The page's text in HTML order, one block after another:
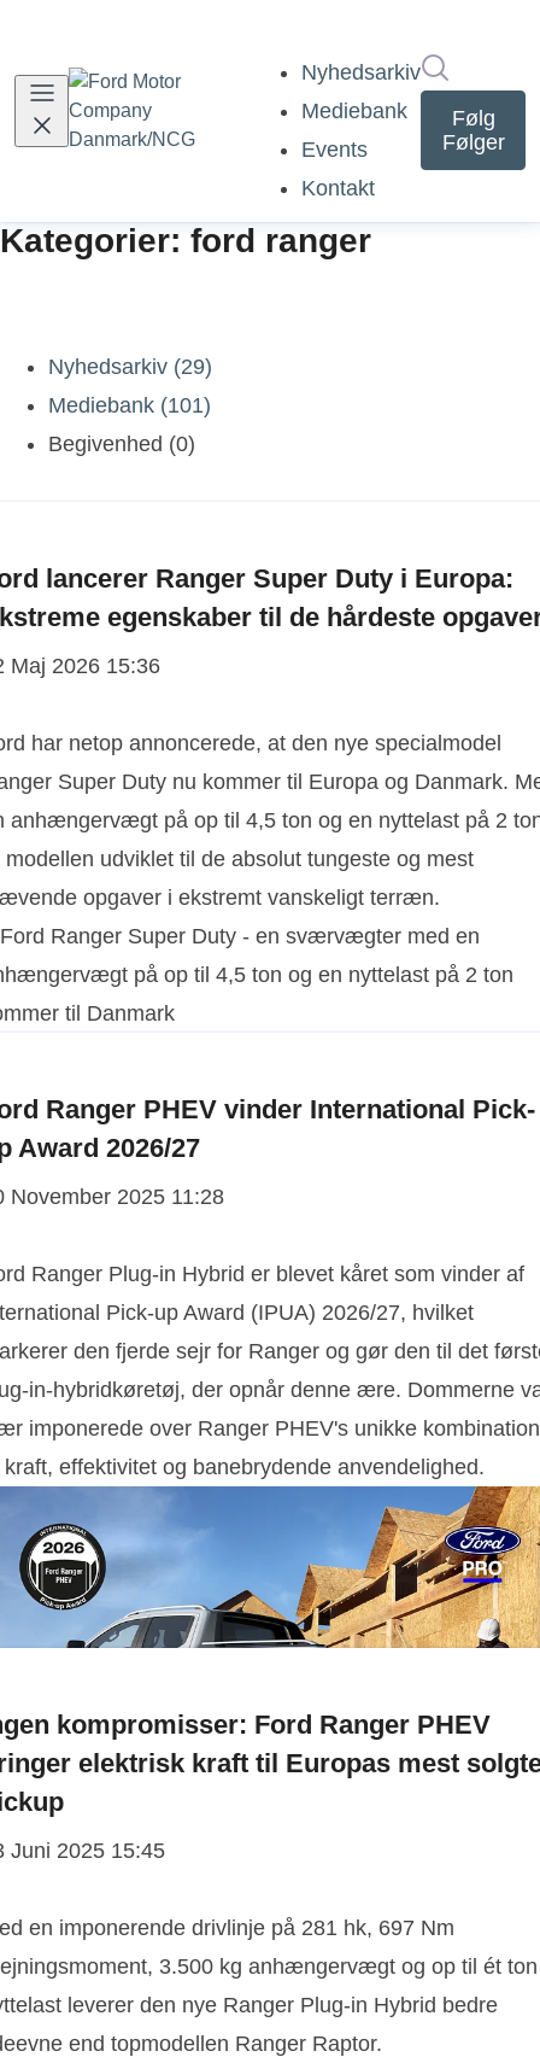
Nyhedsarkiv
Mediebank
Events
Kontakt
Følg
Følger
Kategorier: ford ranger
Nyhedsarkiv (29)
Mediebank (101)
Begivenhed (0)
lancerer Ranger Super Duty i Europa:
egenskaber til de hårdeste
Maj 2026 15:36
har netop annoncerede, at den nye specialmodel
Super Duty nu kommer til Europa og Danmark.
anhængervægt på op til 4,5 ton og en nyttelast på 2
modellen udviklet til de absolut tungeste og mest
opgaver i ekstremt vanskeligt terræn.
Ranger PHEV vinder International Pick-
Award 2026/27
November 2025 11:28
Ranger Plug-in Hybrid er blevet kåret som vinder af
Pick-up Award (IPUA) 2026/27, hvilket
den fjerde sejr for Ranger og gør den til det
in-hybridkøretøj, der opnår denne ære. Dommerne
imponerede over Ranger PHEV's unikke kombination
kraft, effektivitet og banebrydende anvendelighed.
kompromisser: Ford Ranger PHEV
elektrisk kraft til Europas mest
Juni 2025 15:45
en imponerende drivlinje på 281 hk, 697 Nm
3.500 kg anhængervægt og op til ét ton
leverer den nye Ranger Plug-in Hybrid bedre
end topmodellen Ranger Raptor.